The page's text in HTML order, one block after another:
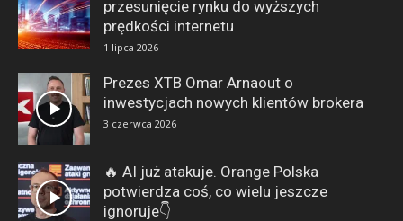
przesunięcie rynku do wyższych
prędkości internetu
1 lipca 2026
Prezes XTB Omar Arnaout o
inwestycjach nowych klientów brokera
3 czerwca 2026
🔥 AI już atakuje. Orange Polska
potwierdza coś, co wielu jeszcze
ignoruje👇